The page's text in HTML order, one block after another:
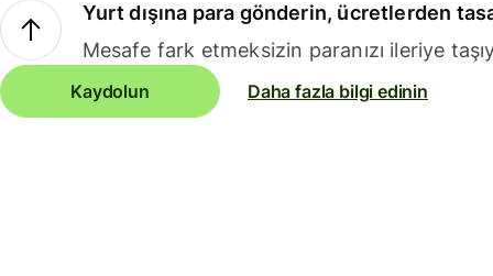
Yurt dışına para gönderin, ücretlerden
Mesafe fark etmeksizin paranızı ileriye
Kaydolun Daha fazla bilgi edinin